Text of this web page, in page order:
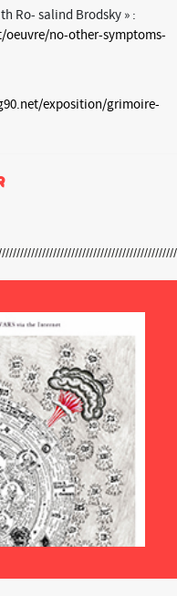
Ro- salind Brodsky » :
no-other-symptoms-
exposition/grimoire-